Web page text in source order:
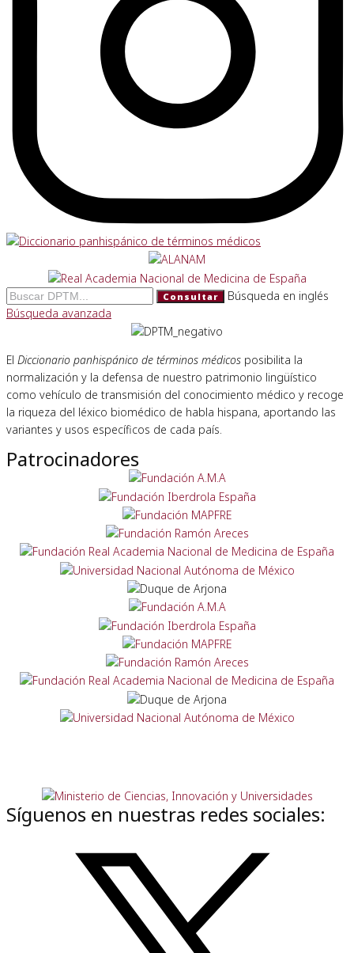
Consultar
Búsqueda en inglés
Búsqueda avanzada
El Diccionario panhispánico de términos médicos posibilita la
normalización y la defensa de nuestro patrimonio lingüístico
como vehículo de transmisión del conocimiento médico y recoge
la riqueza del léxico biomédico de habla hispana, aportando las
variantes y usos específicos de cada país.
Patrocinadores
Síguenos en nuestras redes sociales: